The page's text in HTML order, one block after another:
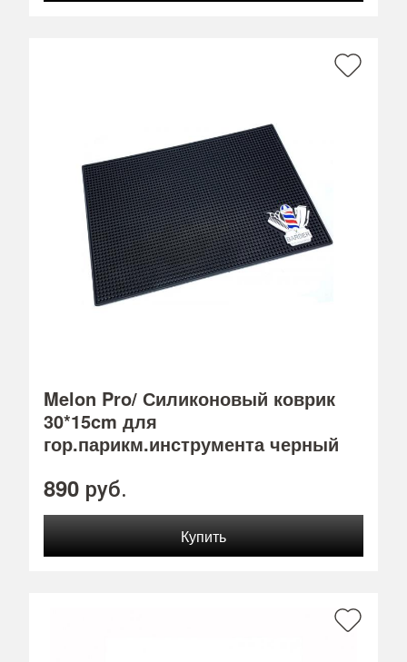
Melon Pro/ Силиконовый коврик
30*15cm для
гор.парикм.инструмента черный
890 руб.